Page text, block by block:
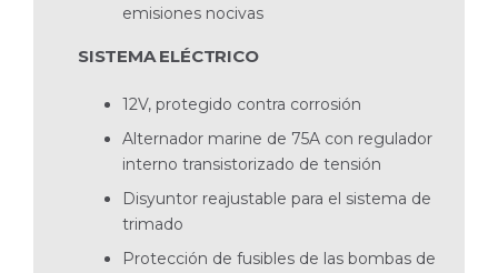
emisiones nocivas
SISTEMA ELÉCTRICO
12V, protegido contra corrosión
Alternador marine de 75A con regulador
interno transistorizado de tensión
Disyuntor reajustable para el sistema de
trimado
Protección de fusibles de las bombas de